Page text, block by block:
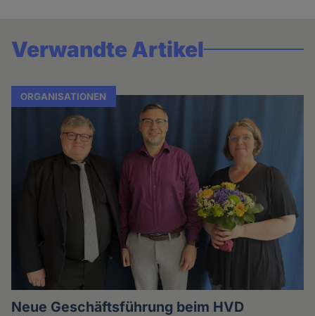
Verwandte Artikel
ORGANISATIONEN
Neue Geschäftsführung beim HVD